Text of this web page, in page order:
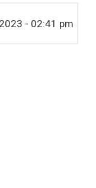
- 02:41 pm